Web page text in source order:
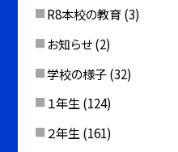
R8本校の教育(3)
お知らせ(2)
学校の様子(32)
１年生 (124)
２年生 (161)